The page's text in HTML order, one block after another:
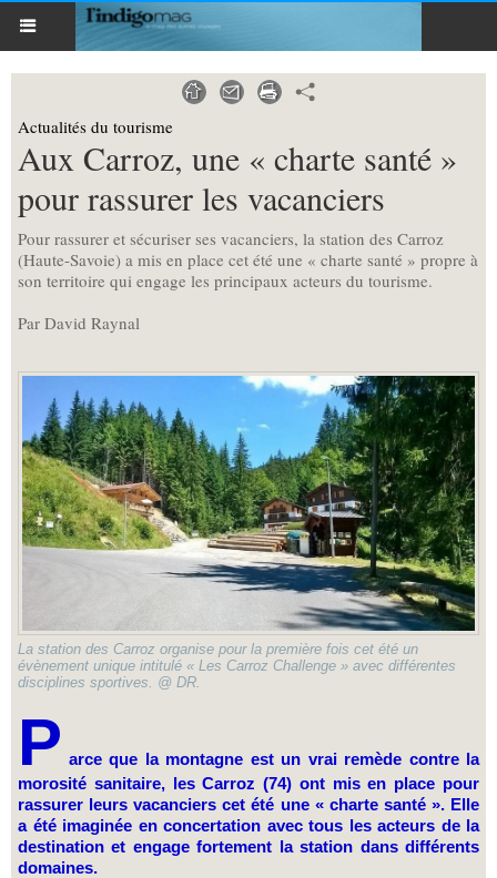
Actualités du tourisme
Aux Carroz, une « charte santé »
pour rassurer les vacanciers
Pour rassurer et sécuriser ses vacanciers, la station des Carroz
(Haute-Savoie) a mis en place cet été une « charte santé » propre à
son territoire qui engage les principaux acteurs du tourisme.
Par David Raynal
La station des Carroz organise pour la première fois cet été un
évènement unique intitulé « Les Carroz Challenge » avec différentes
disciplines sportives. @ DR.
P arce que la montagne est un vrai remède contre la
morosité sanitaire, les Carroz (74) ont mis en place pour
rassurer leurs vacanciers cet été une « charte santé ». Elle
a été imaginée en concertation avec tous les acteurs de la
destination et engage fortement la station dans différents
domaines.